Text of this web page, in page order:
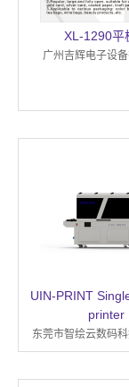
XL-1290平
广州吉辉电子设
UIN-PRINT
printer
东莞市智绘云数码